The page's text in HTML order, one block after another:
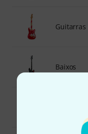
Guitarras
Baixos